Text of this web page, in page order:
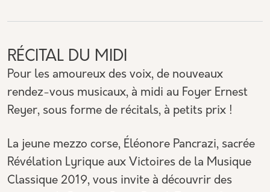
RÉCITAL DU MIDI
Pour les amoureux des voix, de nouveaux
rendez-vous musicaux, à midi au Foyer Ernest
Reyer, sous forme de récitals, à petits prix !
La jeune mezzo corse, Éléonore Pancrazi, sacrée
Révélation Lyrique aux Victoires de la Musique
Classique 2019, vous invite à découvrir des